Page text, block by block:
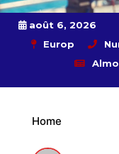
août 6, 2026
Europ
Home